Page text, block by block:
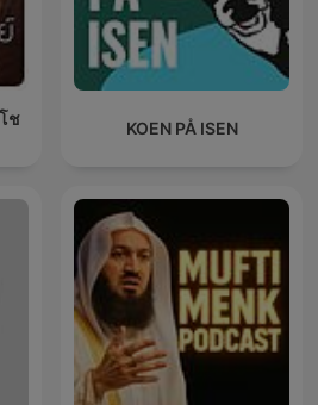
ช
KOEN PÅ ISEN